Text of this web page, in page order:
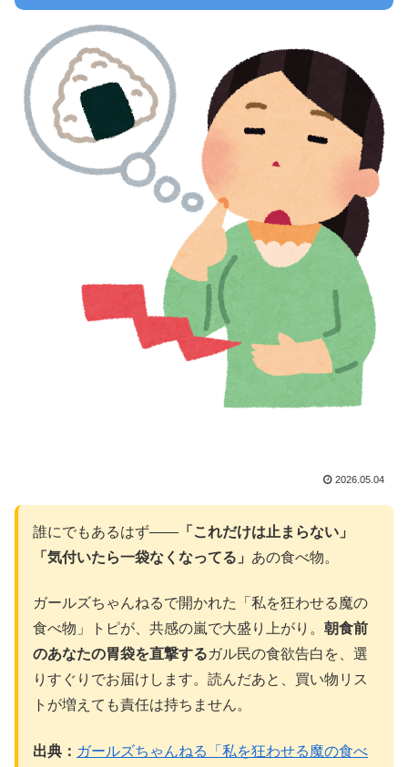
2026.05.04
誰にでもあるはず—— 「これだけは止まらない」
「気付いたら一袋なくなってる」 あの食べ物。
ガールズちゃんねるで開かれた「私を狂わせる魔の
食べ物」トピが、共感の嵐で大盛り上がり。 朝食前
のあなたの胃袋を直撃するガル民の食欲告白を、選
りすぐりでお届けします。読んだあと、買い物リス
トが増えても責任は持ちません。
出典： ガールズちゃんねる「私を狂わせる魔の食べ